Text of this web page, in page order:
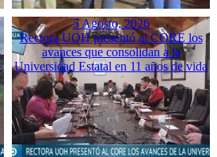
5 Agosto, 2026
Rectora UOH presentó al CORE los
avances que consolidan a la
Universidad Estatal en 11 años de vida